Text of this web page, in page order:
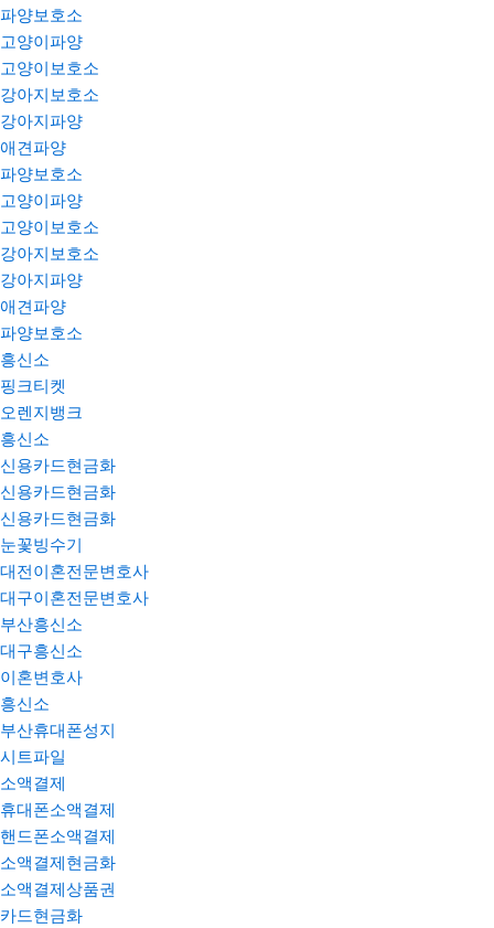
파양보호소
고양이파양
고양이보호소
강아지보호소
강아지파양
애견파양
파양보호소
고양이파양
고양이보호소
강아지보호소
강아지파양
애견파양
파양보호소
흥신소
핑크티켓
오렌지뱅크
흥신소
신용카드현금화
신용카드현금화
신용카드현금화
눈꽃빙수기
대전이혼전문변호사
대구이혼전문변호사
부산흥신소
대구흥신소
이혼변호사
흥신소
부산휴대폰성지
시트파일
소액결제
휴대폰소액결제
핸드폰소액결제
소액결제현금화
소액결제상품권
카드현금화